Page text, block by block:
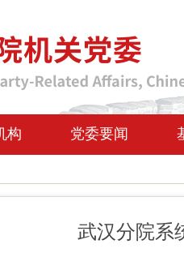
构 党委要闻
武汉分院系